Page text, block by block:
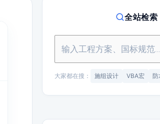
全站检索
大家都在搜： 施组设计 VBA宏 防